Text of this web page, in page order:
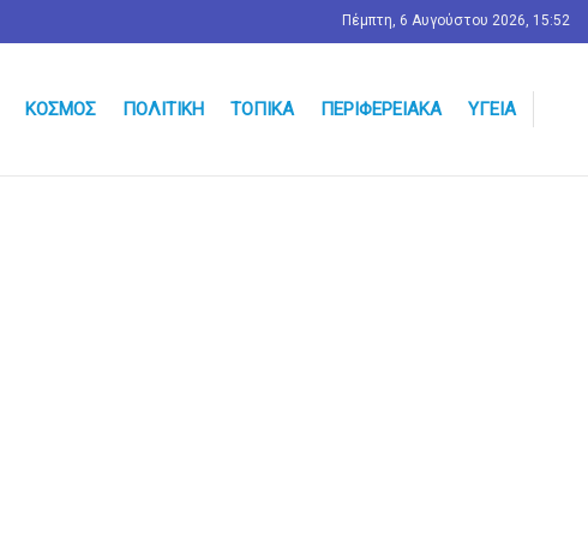
Πέμπτη, 6 Αυγούστου 2026, 15:52
ΚΌΣΜΟΣ ΠΟΛΙΤΙΚΉ ΤΟΠΙΚΆ ΠΕΡΙΦΕΡΕΙΑΚΆ ΥΓΕΊΑ